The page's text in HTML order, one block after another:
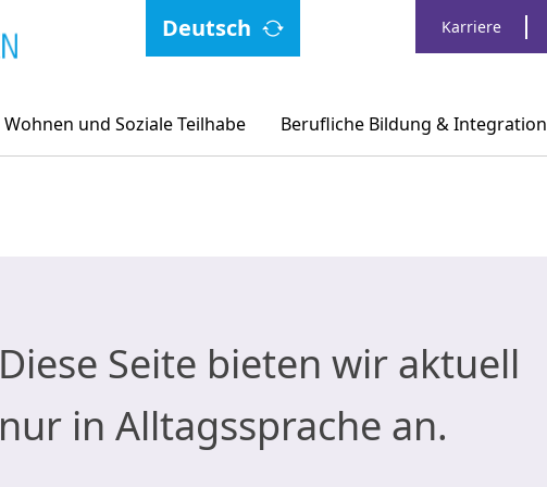
Deutsch Karriere
Wohnen und Soziale Teilhabe Berufliche Bildung & Integration
Diese Seite bieten wir aktuell
nur in Alltagssprache an.